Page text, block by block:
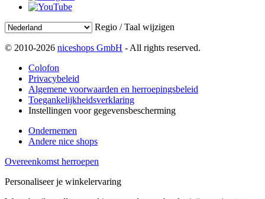
Regio / Taal wijzigen
© 2010-2026 niceshops GmbH - All rights reserved.
Colofon
Privacybeleid
Algemene voorwaarden en herroepingsbeleid
Toegankelijkheidsverklaring
Instellingen voor gegevensbescherming
Ondernemen
Andere nice shops
Overeenkomst herroepen
Personaliseer je winkelervaring